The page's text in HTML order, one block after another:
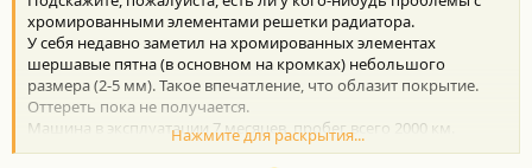
хромированными элементами решетки радиатора.
У себя недавно заметил на хромированных элементах
шершавые пятна (в основном на кромках) небольшого
размера (2-5 мм). Такое впечатление, что облазит покрытие.
Оттереть пока не получается.
Машина в эксплуатации 7 месяцев, пробег всего 2000 км.
P.S. Извиняюсь, что создал новую тему. На форуме похожего
Нажмите для раскрытия...